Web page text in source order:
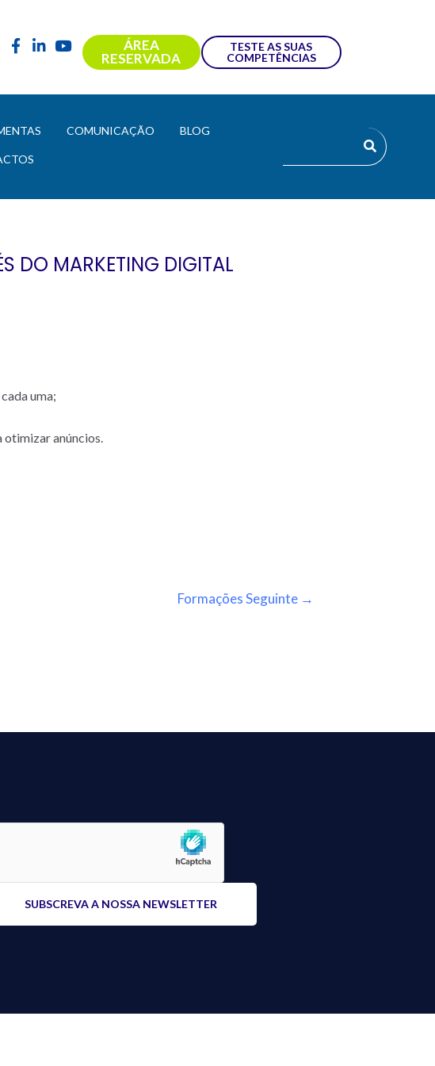
ÁREA
RESERVADA
TESTE AS SUAS
COMPETÊNCIAS
COMUNICAÇÃO BLOG
DO MARKETING DIGITAL
uma;
otimizar anúncios.
Formações Seguinte →